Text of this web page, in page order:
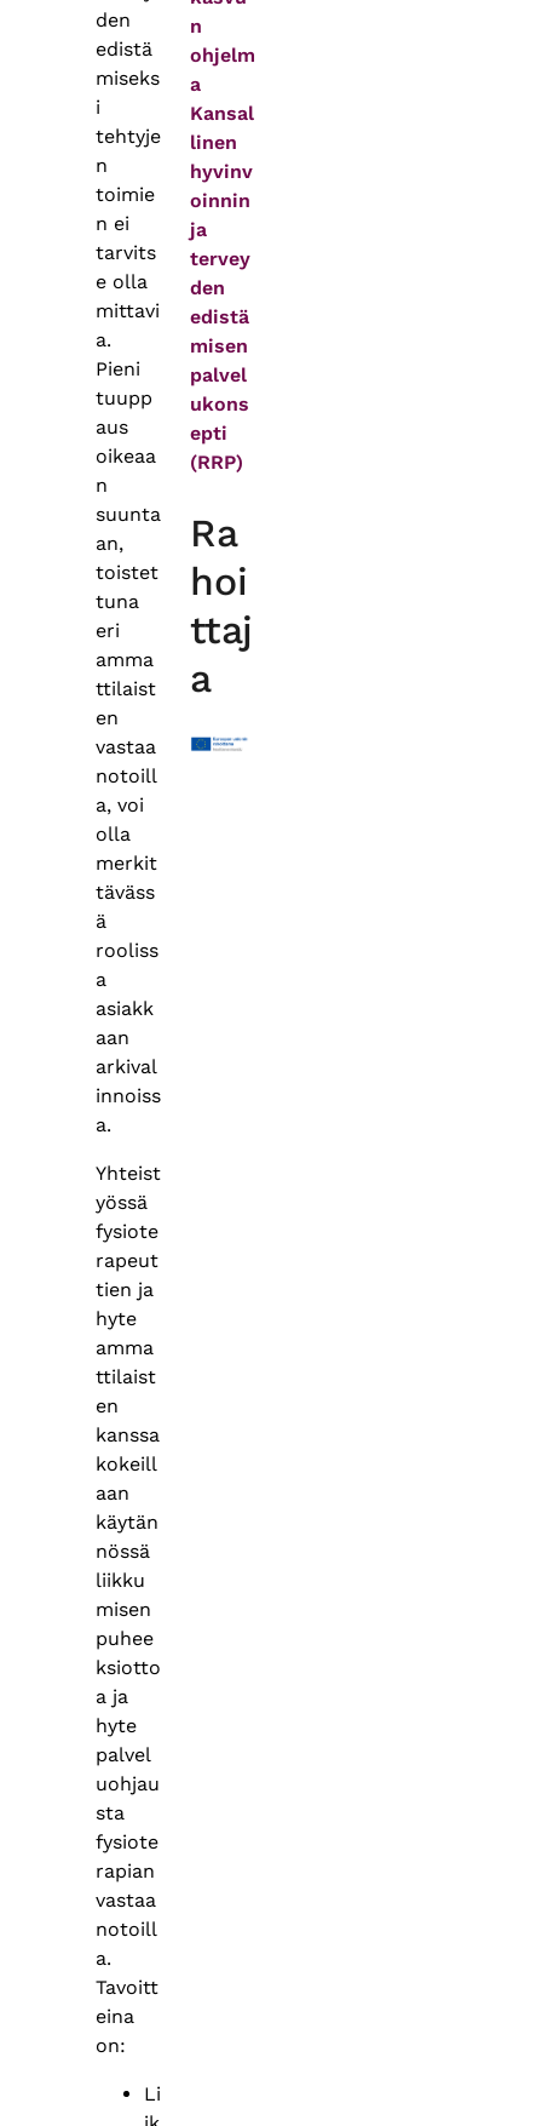
den
edistä
miseks
i
tehtyje
n
toimie
n ei
tarvits
e olla
mittavi
a.
Pieni
tuupp
aus
oikeaa
n
suunta
an,
toistet
tuna
eri
amma
ttilaist
en
vastaa
notoill
a, voi
olla
merkit
täväss
ä
rooliss
a
asiakk
aan
arkival
innoiss
a.
Yhteist
yössä
fysiote
rapeut
tien ja
hyte
amma
ttilaist
en
kanssa
kokeill
aan
käytän
nössä
liikku
misen
puhee
ksiotto
a ja
hyte
palvel
uohjau
sta
fysiote
rapian
vastaa
notoill
a.
Tavoitt
eina
on:
Li
n
ohjelm
a
Kansal
linen
hyvinv
oinnin
ja
tervey
den
edistä
misen
palvel
ukons
epti
(RRP)
Ra
hoi
ttaj
a